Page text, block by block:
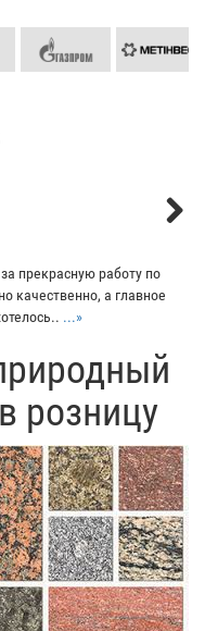
для своего дома. Больше
подход к клиенту. Отец
...»
розницу